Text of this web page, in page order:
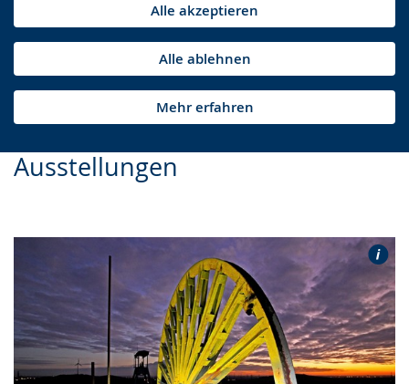
Alle akzeptieren
Alle ablehnen
Mehr erfahren
Ausstellungen